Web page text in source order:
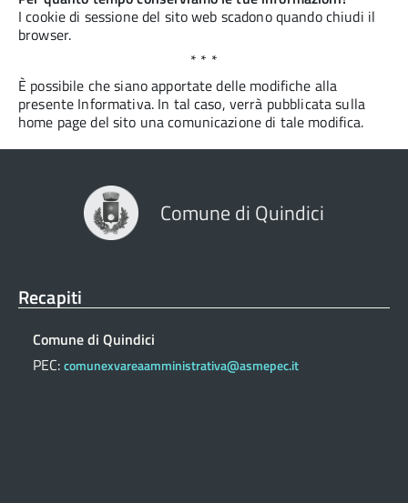
I cookie di sessione del sito web scadono quando chiudi il
browser.
* * *
È possibile che siano apportate delle modifiche alla
presente Informativa. In tal caso, verrà pubblicata sulla
home page del sito una comunicazione di tale modifica.
Comune di Quindici
Recapiti
Comune di Quindici
PEC:comunexvareaamministrativa@asmepec.it